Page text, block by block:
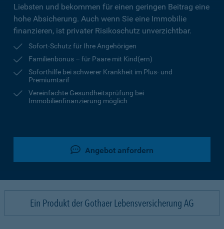
Liebsten und bekommen für einen geringen Beitrag eine
hohe Ab­sicherung. Auch wenn Sie eine Immobilie
finanzieren, ist privater Risikoschutz unverzichtbar.
Sofort-Schutz für Ihre Angehörigen
Familienbonus – für Paare mit Kind(ern)
Soforthilfe bei schwerer Krankheit im Plus- und
Premiumtarif
Vereinfachte Gesundheitsprüfung bei
Immobilienfinanzierung möglich
Angebot anfordern
Ein Produkt der Gothaer Lebensversicherung AG